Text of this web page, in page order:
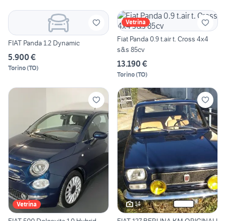
FIAT Panda 1.2 Dynamic
5.900 €
Torino(TO)
Vetrina
Fiat Panda 0.9 t.air t. Cross 4x4
s&s 85cv
13.190 €
Torino(TO)
Vetrina 14